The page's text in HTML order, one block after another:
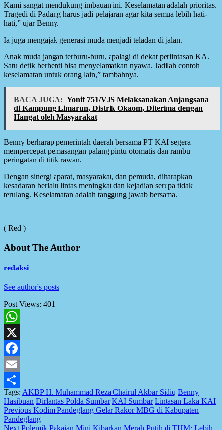
Kami sangat mendukung imbauan ini. Keselamatan adalah prioritas.
Tragedi di Padang harus jadi pelajaran agar kita semua lebih hati-
hati,” ujar Benny.
Ia juga mengajak generasi muda menjadi teladan di jalan.
Anak muda jangan terburu-buru, apalagi di dekat perlintasan KA.
Satu detik berhenti bisa menyelamatkan nyawa. Jadilah contoh
keselamatan untuk orang lain,” tambahnya.
BACA JUGA: Yonif 751/VJS Melaksanakan Anjangsana
di Kampung Limarun, Distrik Okaom, Diterima dengan
Hangat oleh Masyarakat
Benny berharap pemerintah daerah bersama PT KAI segera
mempercepat pemasangan palang pintu otomatis dan rambu
peringatan di titik rawan.
Dengan sinergi aparat, masyarakat, dan pemuda, diharapkan
kesadaran berlalu lintas meningkat dan kejadian serupa tidak
terulang. Keselamatan adalah tanggung jawab bersama.
( Red )
About The Author
redaksi
See author's posts
Post Views: 401
WhatsApp
X
Facebook
Email
Share
Tags: AKBP H. Muhammad Reza Chairul Akbar Sidiq Benny
Hasibuan Dirlantas Polda Sumbar KAI Sumbar Lintasan Laka KAI
Post
navigation
Previous Kodim Pandeglang Gelar Rakor MBG di Kabupaten
Pandeglang
Next Polemik Pakaian Mini Kibarkan Merah Putih di THM: Lebih